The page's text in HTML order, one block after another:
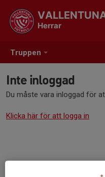
Truppen
Herrar
Inte inloggad
Du måste vara inloggad för
Klicka här för att logga in